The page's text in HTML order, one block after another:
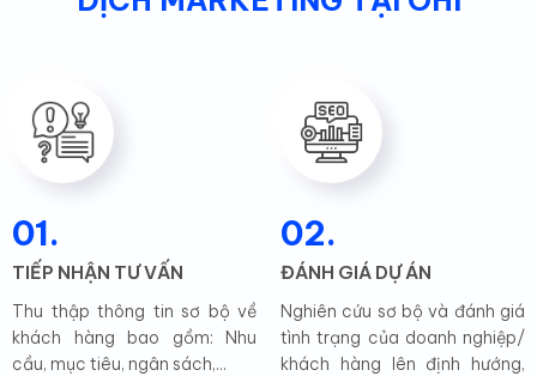
01.
TIẾP NHẬN TƯ VẤN
Thu thập thông tin sơ bộ về
khách hàng bao gồm: Nhu
cầu, mục tiêu, ngân sách,...
02.
ĐÁNH GIÁ DỰ ÁN
Nghiên cứu sơ bộ và đánh giá
tình trạng của doanh nghiệp/
khách hàng lên định hướng,